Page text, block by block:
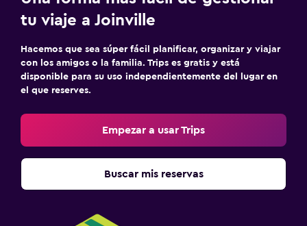
tu viaje a Joinville
Hacemos que sea súper fácil planificar, organizar y viajar
con los amigos o la familia. Trips es gratis y está
disponible para su uso independientemente del lugar en
el que reserves.
Empezar a usar Trips
Buscar mis reservas